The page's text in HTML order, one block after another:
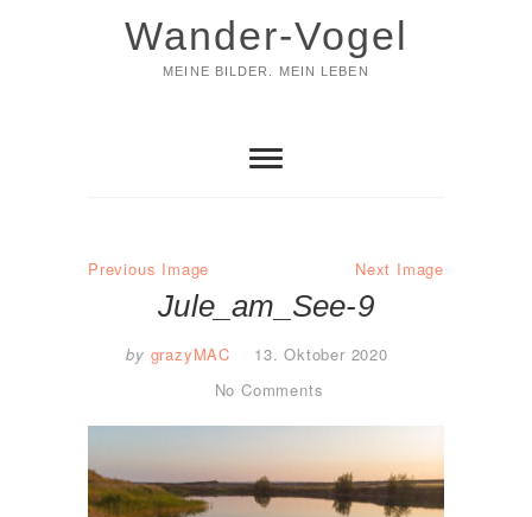
Wander-Vogel
MEINE BILDER. MEIN LEBEN
Previous Image Next Image
Jule_am_See-9
by grazyMAC
13. Oktober 2020
No Comments